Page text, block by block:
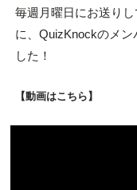
毎週月曜日にお送り
に、QuizKnockのメン
した！
【動画はこちら】